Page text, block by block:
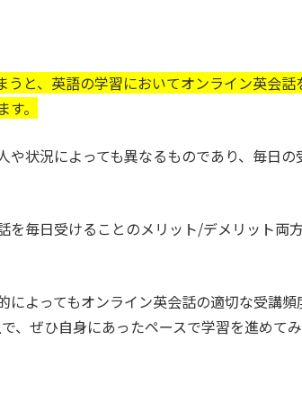
うと、英語の学習においてオンライン英会
。
や状況によっても異なるものであり、毎日
を毎日受けることのメリット/デメリット両
によってもオンライン英会話の適切な受講頻
、ぜひ自身にあったペースで学習を進めてみ